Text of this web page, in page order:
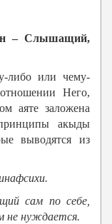
– Слышащий,
либо или чему-
Него,
аяте заложена
акыды
выводятся из
.
сам по себе,
не нуждается.